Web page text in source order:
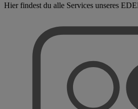
Hier findest du alle Services unseres